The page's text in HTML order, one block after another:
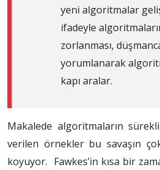
yeni algoritmalar
ifadeyle
zorlanması,
yorumlanarak
kapı aralar.
Makalede algoritmaların
verilen örnekler bu savaşın
koyuyor. Fawkes’in kısa bir